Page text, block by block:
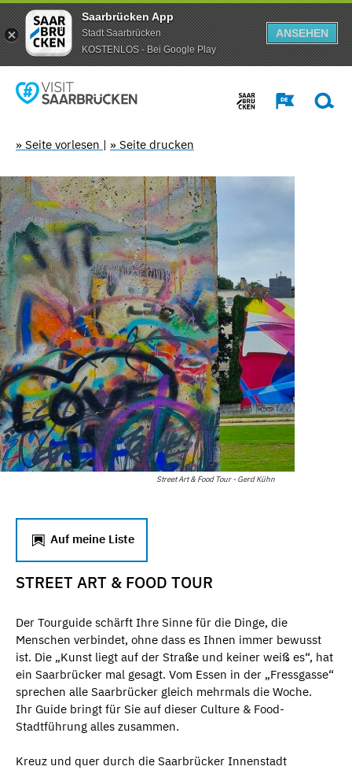
Saarbrücken App
Stadt Saarbrücken
KOSTENLOS - Bei Google Play
ANSEHEN
» Seite vorlesen | » Seite drucken
Street Art & Food Tour - Gerd Kühn
Auf meine Liste
STREET ART & FOOD TOUR
Der Tourguide schärft Ihre Sinne für die Dinge, die
Menschen verbindet, ohne dass es Ihnen immer bewusst
ist. Die „Kunst liegt auf der Straße und keiner weiß es“, hat
ein Saarbrücker mal gesagt. Vom Essen in der „Fressgasse“
sprechen alle Saarbrücker gleich mehrmals die Woche.
Ihr Guide bringt für Sie auf dieser Culture & Food-
Stadtführung alles zusammen.
Kreuz und quer durch die Saarbrücker Innenstadt